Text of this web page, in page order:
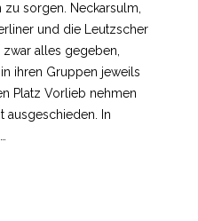
zu sorgen. Neckarsulm,
und die Leutzscher
zwar alles gegeben,
ihren Gruppen jeweils
Platz Vorlieb nehmen
ausgeschieden. In